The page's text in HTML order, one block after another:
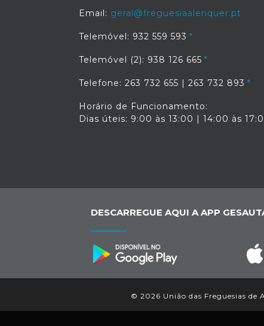
Email: geral@freguesiaalenquer.pt
Telemóvel: 932 559 593
Telemóvel (2): 938 126 665
Telefone: 263 732 655 | 263 732 893
Horário de Funcionamento:
Dias úteis: 9:00 às 13:00 | 14:00 às
DESCARREGUE AQUI A APP
© 2026 União das Freguesias de